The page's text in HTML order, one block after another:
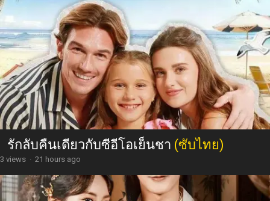
รักลับคืนเดียวกับซีอีโอเย็นชา (ซับไทย)
3 views · 21 hours ago